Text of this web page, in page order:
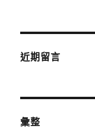
近期留言
彙整